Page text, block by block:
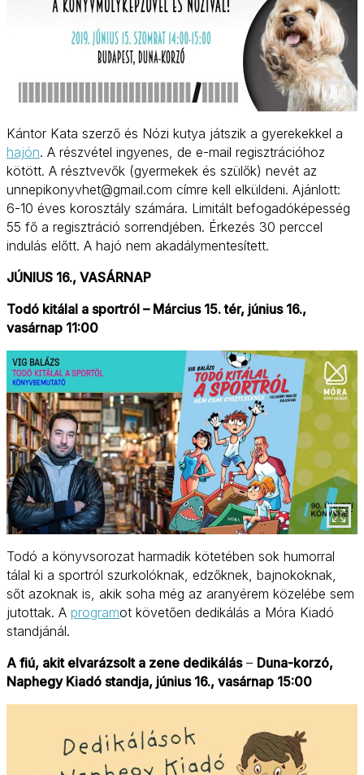
Kántor Kata szerző és Nózi kutya játszik a gyerekekkel a
hajón. A részvétel ingyenes, de e-mail regisztrációhoz
kötött. A résztvevők (gyermekek és szülők) nevét az
unnepikonyvhet@gmail.com címre kell elküldeni. Ajánlott:
6-10 éves korosztály számára. Limitált befogadóképesség
55 fő a regisztráció sorrendjében. Érkezés 30 perccel
indulás előtt. A hajó nem akadálymentesített.
JÚNIUS 16., VASÁRNAP
Todó kitálal a sportról – Március 15. tér, június 16.,
vasárnap 11:00
Todó a könyvsorozat harmadik kötetében sok humorral
tálal ki a sportról szurkolóknak, edzőknek, bajnokoknak,
sőt azoknak is, akik soha még az aranyérem közelébe sem
jutottak. A programot követően dedikálás a Móra Kiadó
standjánál.
A fiú, akit elvarázsolt a zene dedikálás– Duna-korzó,
Naphegy Kiadó standja, június 16., vasárnap 15:00